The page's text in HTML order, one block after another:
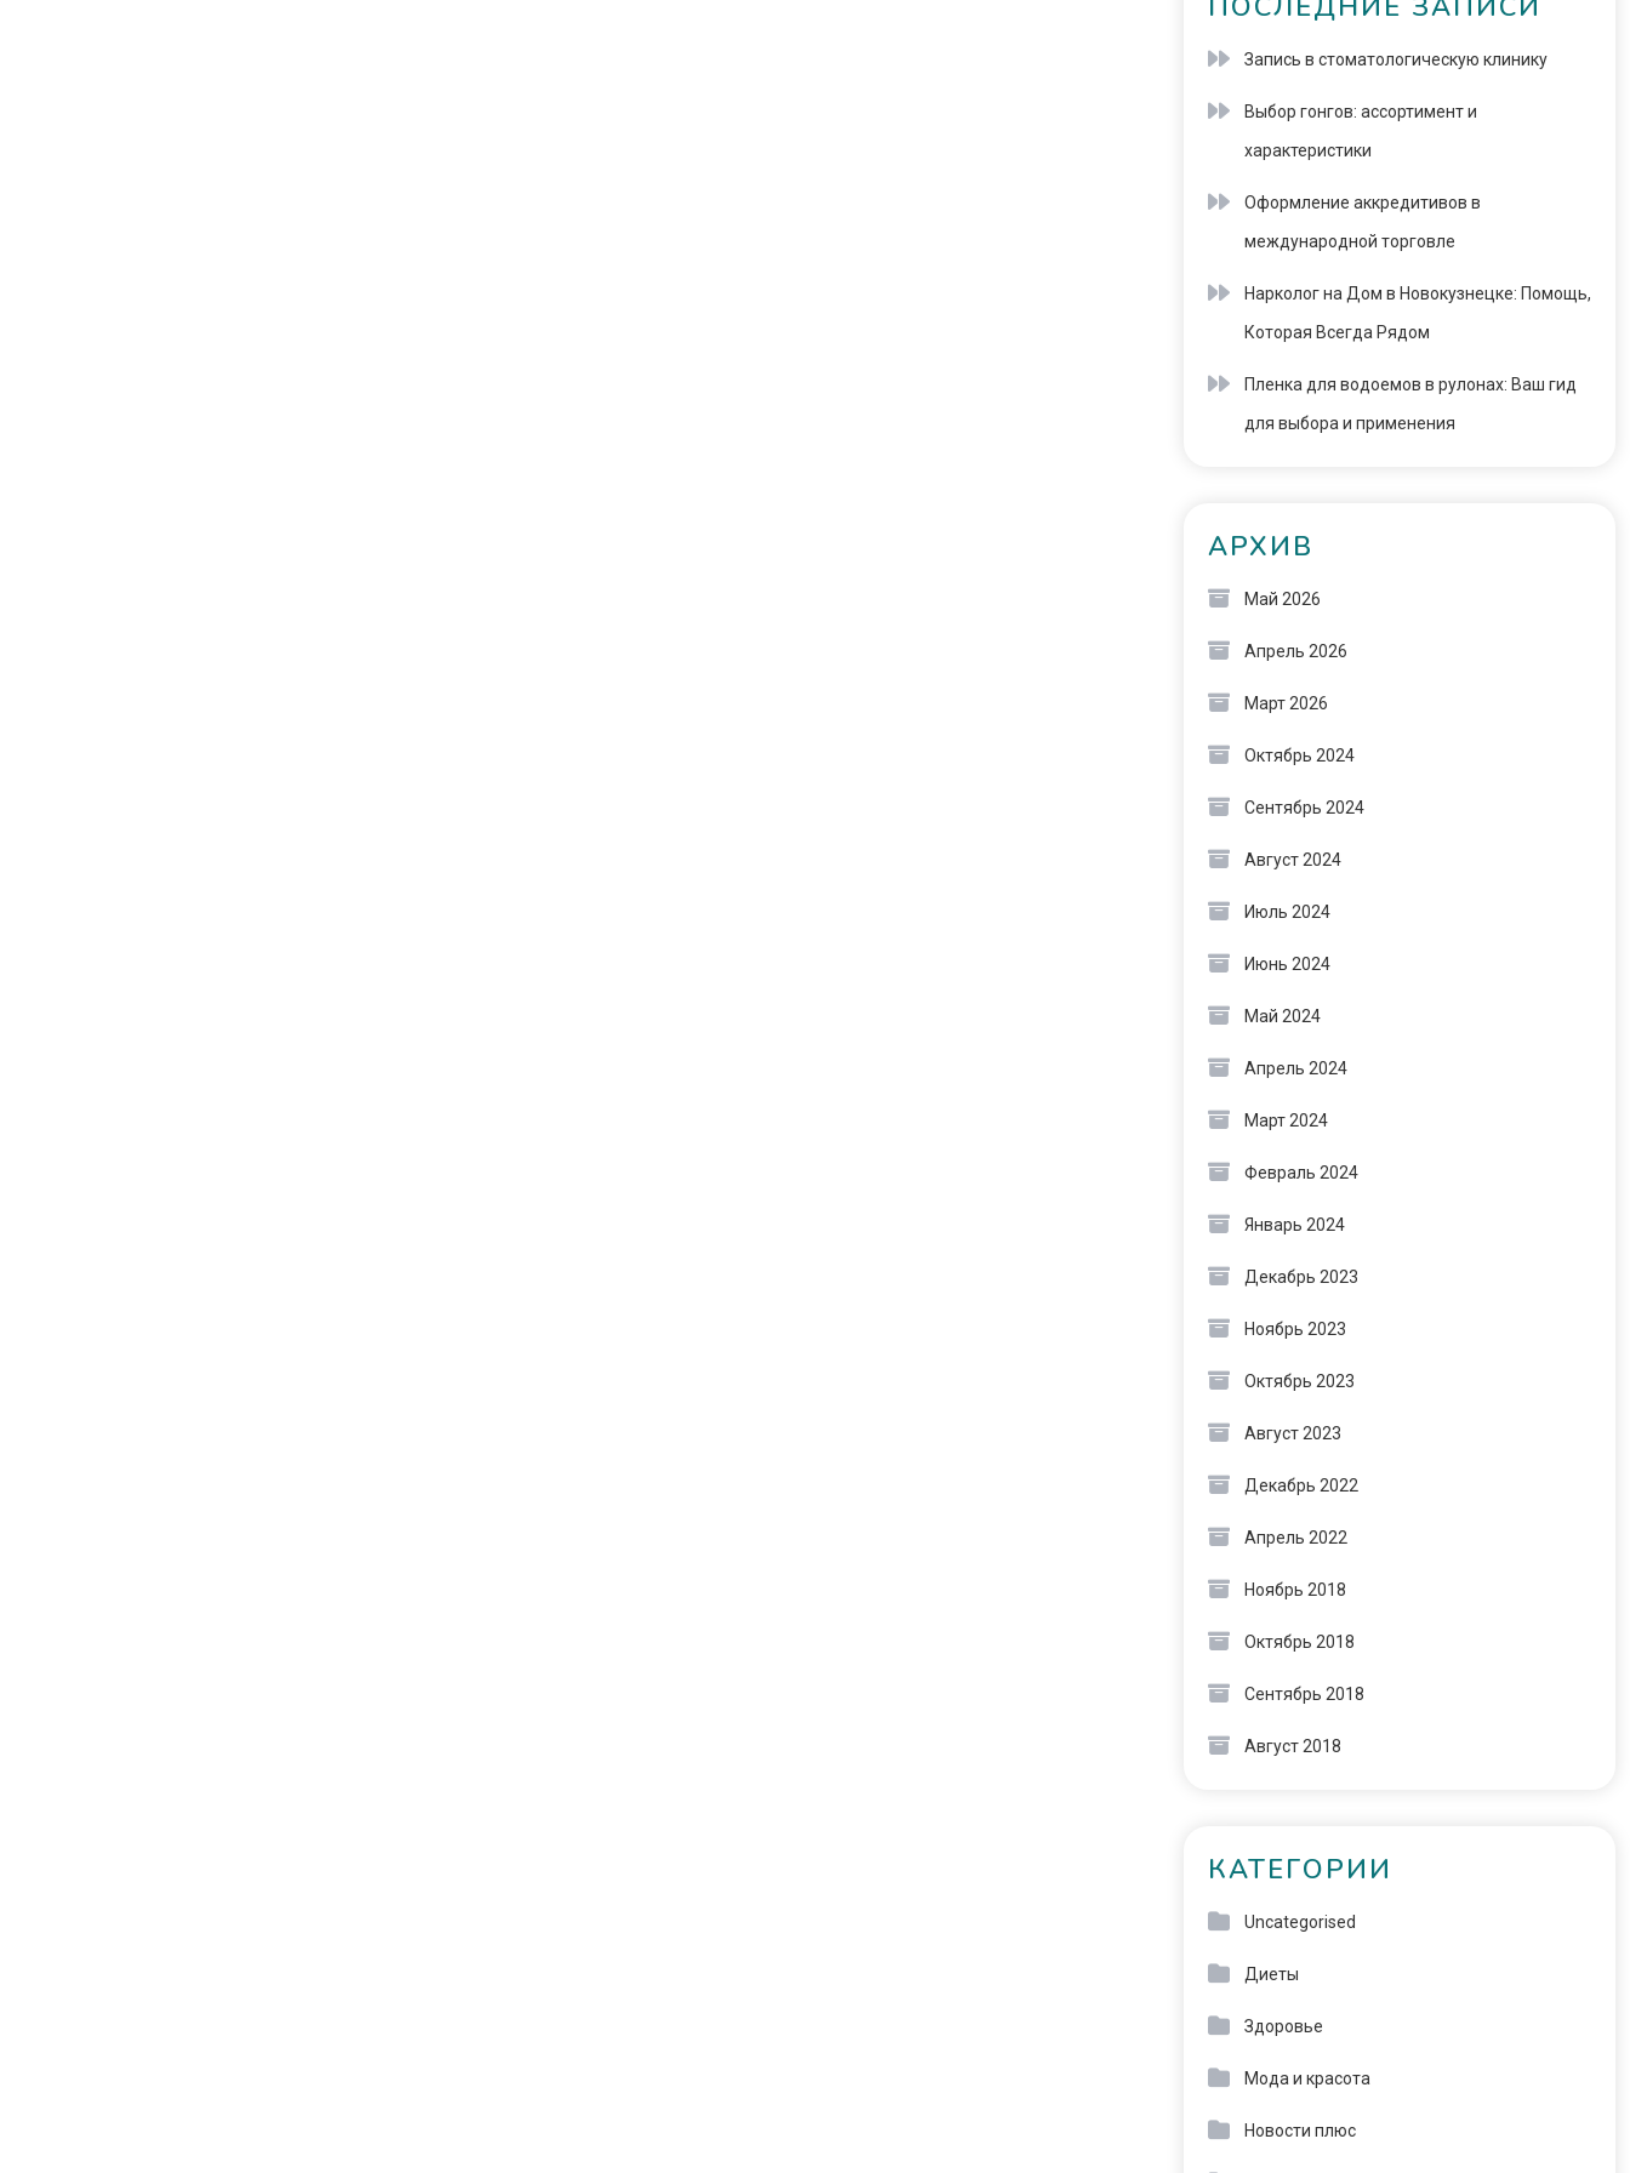
ПОСЛЕДНИЕ ЗАПИСИ
Запись в стоматологическую клинику
Выбор гонгов: ассортимент и
характеристики
Оформление аккредитивов в
международной торговле
Нарколог на Дом в Новокузнецке: Помощь,
Которая Всегда Рядом
Пленка для водоемов в рулонах: Ваш гид
для выбора и применения
АРХИВ
Май 2026
Апрель 2026
Март 2026
Октябрь 2024
Сентябрь 2024
Август 2024
Июль 2024
Июнь 2024
Май 2024
Апрель 2024
Март 2024
Февраль 2024
Январь 2024
Декабрь 2023
Ноябрь 2023
Октябрь 2023
Август 2023
Декабрь 2022
Апрель 2022
Ноябрь 2018
Октябрь 2018
Сентябрь 2018
Август 2018
КАТЕГОРИИ
Uncategorised
Диеты
Здоровье
Мода и красота
Новости плюс